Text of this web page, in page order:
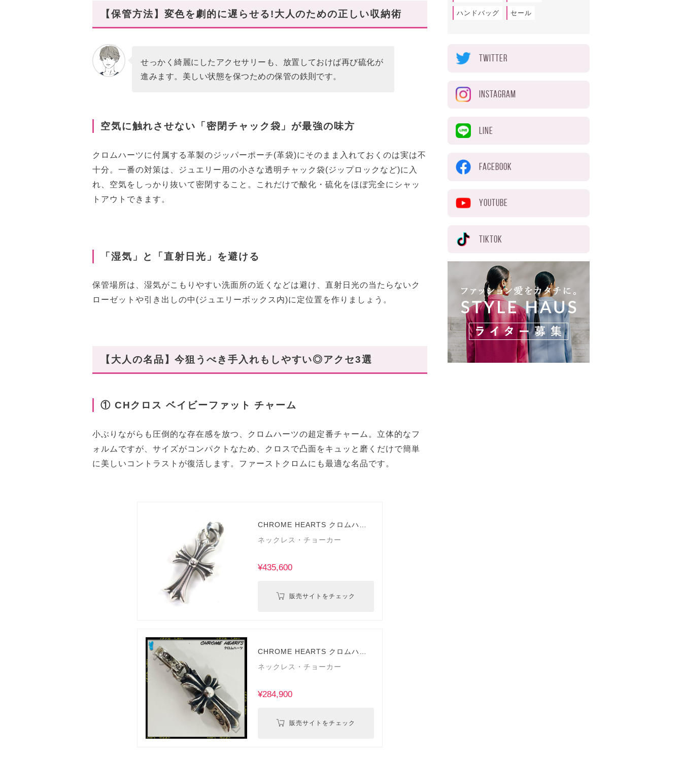
【保管方法】変色を劇的に遅らせる!大人のための正しい収納術
せっかく綺麗にしたアクセサリーも、放置しておけば再び硫化が
進みます。美しい状態を保つための保管の鉄則です。
空気に触れさせない「密閉チャック袋」が最強の味方
クロムハーツに付属する革製のジッパーポーチ(革袋)にそのまま入れておくのは実は不
十分。一番の対策は、ジュエリー用の小さな透明チャック袋(ジップロックなど)に入
れ、空気をしっかり抜いて密閉すること。これだけで酸化・硫化をほぼ完全にシャッ
トアウトできます。
「湿気」と「直射日光」を避ける
保管場所は、湿気がこもりやすい洗面所の近くなどは避け、直射日光の当たらないク
ローゼットや引き出しの中(ジュエリーボックス内)に定位置を作りましょう。
【大人の名品】今狙うべき手入れもしやすい◎アクセ3選
① CHクロス ベイビーファット チャーム
小ぶりながらも圧倒的な存在感を放つ、クロムハーツの超定番チャーム。立体的なフ
ォルムですが、サイズがコンパクトなため、クロスで凸面をキュッと磨くだけで簡単
に美しいコントラストが復活します。ファーストクロムにも最適な名品です。
CHROME HEARTS クロムハー
ネックレス・チョーカー
¥435,600
販売サイトをチェック
CHROME HEARTS クロムハー
ネックレス・チョーカー
¥284,900
販売サイトをチェック
ハンドバッグ セール
TWITTER
INSTAGRAM
LINE
FACEBOOK
YOUTUBE
TIKTOK